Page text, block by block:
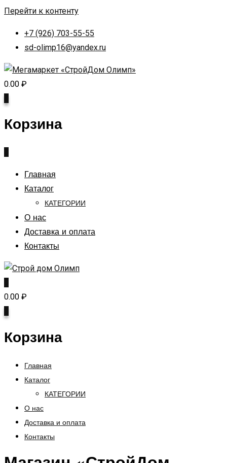
Перейти к контенту
+7 (926) 703-55-55
sd-olimp16@yandex.ru
0.00 ₽
Корзина
Главная
Каталог
КАТЕГОРИИ
О нас
Доставка и оплата
Контакты
0.00 ₽
Корзина
Главная
Каталог
КАТЕГОРИИ
О нас
Доставка и оплата
Контакты